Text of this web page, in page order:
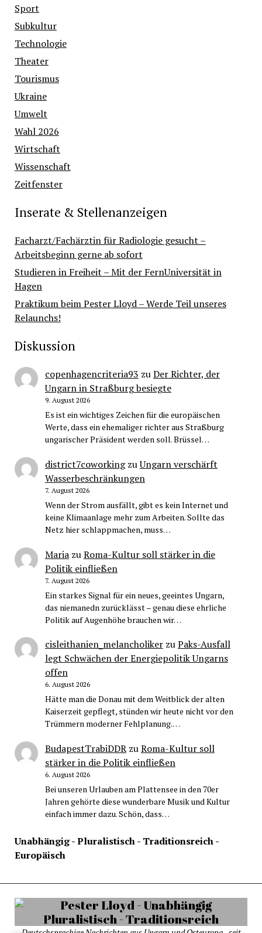
Sport
Subkultur
Technologie
Theater
Tourismus
Ukraine
Umwelt
Wahl 2026
Wirtschaft
Wissenschaft
Zeitfenster
Inserate & Stellenanzeigen
Facharzt/Fachärztin für Radiologie gesucht –
Arbeitsbeginn gerne ab sofort
Studieren in Freiheit – Mit der FernUniversität in
Hagen
Praktikum beim Pester Lloyd – Werde Teil unseres
Relaunchs!
Diskussion
copenhagencriteria93 zuDer Richter, der
Ungarn in Straßburg besiegte
9. August 2026
Es ist ein wichtiges Zeichen für die europäischen
Werte, dass ein ehemaliger richter aus Straßburg
ungarischer Präsident werden soll. Brüssel…
district7coworkingzuUngarn verschärft
Wasserbeschränkungen
7. August 2026
Wenn der Strom ausfällt, gibt es kein Internet und
keine Klimaanlage mehr zum Arbeiten. Sollte das
Netz hier schlappmachen, muss…
MariazuRoma-Kultur soll stärker in die
Politik einfließen
7. August 2026
Ein starkes Signal für ein neues, geeintes Ungarn,
das niemanedn zurücklässt – genau diese ehrliche
Politik auf Augenhöhe brauchen wir…
cisleithanien_melancholikerzuPaks-Ausfall
legt Schwächen der Energiepolitik Ungarns
offen
6. August 2026
Hätte man die Donau mit dem Weitblick der alten
Kaiserzeit gepflegt, stünden wir heute nicht vor den
Trümmern moderner Fehlplanung.…
BudapestTrabiDDRzuRoma-Kultur soll
stärker in die Politik einfließen
6. August 2026
Bei unseren Urlauben am Plattensee in den 70er
Jahren gehörte diese wunderbare Musik und Kultur
einfach immer dazu. Schön, dass…
Unabhängig - Pluralistisch - Traditionsreich -
Europäisch